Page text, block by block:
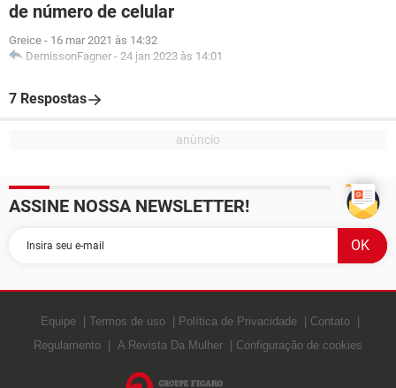
de número de celular
Greice - 16 mar 2021 às 14:32
DemissonFagner - 24 jan 2023 às 14:01
7 Respostas
ASSINE NOSSA NEWSLETTER!
Equipe Termos de uso Política de Privacidade
Contato
Regulamento
A Revista Da Mulher Configuração de cookies